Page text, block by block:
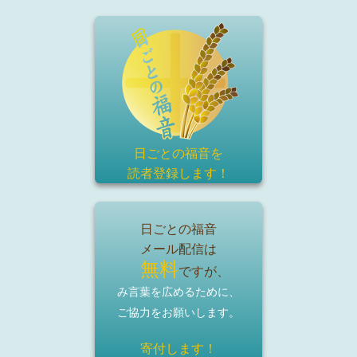
日ごとの福音を
読者登録します！
日ごとの福音
メール配信は
無料ですが、
み言葉を広めるために、
ご協力をお願いします。
寄付します！